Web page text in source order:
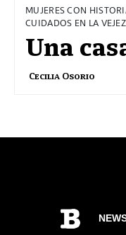
MUJERES CON
CUIDADOS EN LA VEJEZ
Una
Cecilia Osorio